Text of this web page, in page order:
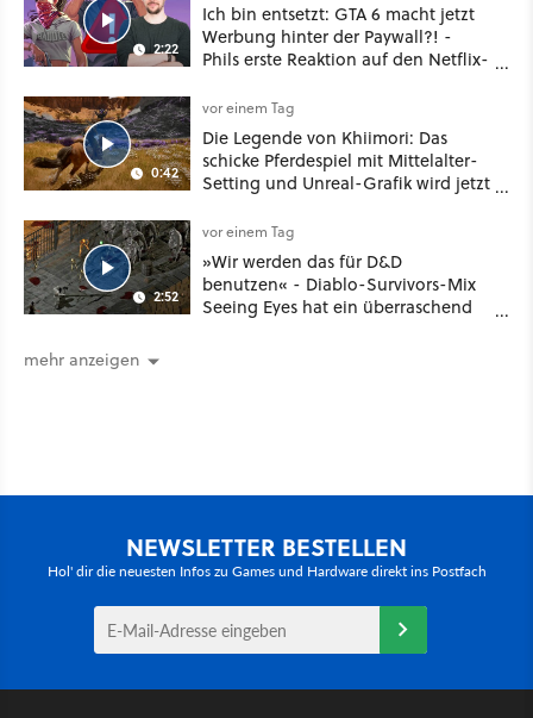
2:22
Ich bin entsetzt: GTA 6 macht jetzt
Werbung hinter der Paywall?! -
Phils erste Reaktion auf den Netflix-
0:42
vor einem Tag
Die Legende von Khiimori: Das
schicke Pferdespiel mit Mittelalter-
Setting und Unreal-Grafik wird jetzt
2:52
vor einem Tag
»Wir werden das für D&D
benutzen« - Diablo-Survivors-Mix
Seeing Eyes hat ein überraschend
mehr anzeigen
NEWSLETTER BESTELLEN
Hol' dir die neuesten Infos zu Games und Hardware direkt ins Postfach